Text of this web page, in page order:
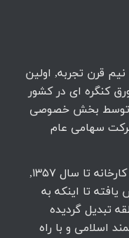
قرن تجربه, اولین
کنگره ای در کشور
سال 1338 شمسی توسط بخش خصوصی
اواخر سال 1354 به شرکت سهامی عام
بدنبال توسعه ماشین آلات تولیدی کارخانه تا سال 1357,
تا اینکه به
تبدیل گردیده
اسلامی و با راه